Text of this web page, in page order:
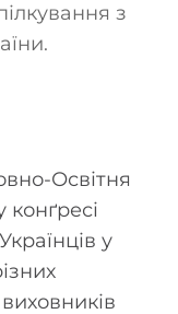
з
Освітня
у